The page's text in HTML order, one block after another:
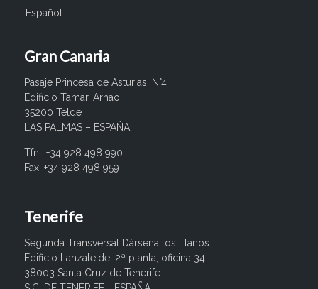
Español
Gran Canaria
Pasaje Princesa de Asturias, N°4
Edificio Tamar, Arnao
35200 Telde
LAS PALMAS – ESPAÑA
Tfn.: +34 928 498 990
Fax: +34 928 498 959
Tenerife
Segunda Transversal Dársena los Llanos
Edificio Lanzateide. 2ª planta, oficina 34
38003 Santa Cruz de Tenerife